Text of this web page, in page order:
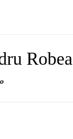
Robea